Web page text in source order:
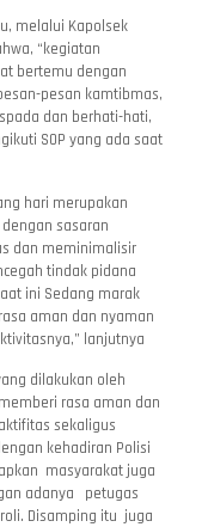
melalui Kapolsek
“kegiatan
bertemu dengan
pesan kamtibmas,
dan berhati-hati,
SOP yang ada saat
hari merupakan
sasaran
dan meminimalisir
tindak pidana
ini Sedang marak
aman dan nyaman
lanjutnya
dilakukan oleh
rasa aman dan
sekaligus
kehadiran Polisi
masyarakat juga
adanya petugas
Disamping itu juga